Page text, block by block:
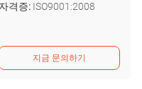
자격증: ISO9001:2008
지금 문의하기